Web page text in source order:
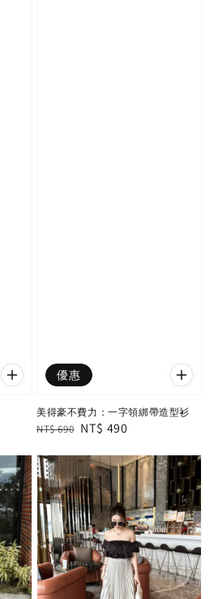
優惠
美得豪不費力：一字領綁帶造型衫
Regular
NT$ 690 Sale
NT$ 490